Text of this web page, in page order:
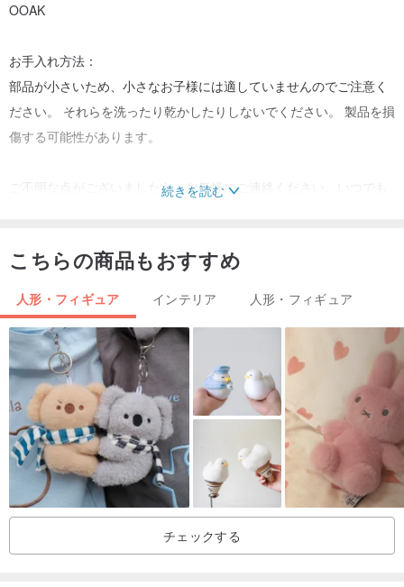
OOAK
お手入れ方法：
部品が小さいため、小さなお子様には適していませんのでご注意く
ださい。 それらを洗ったり乾かしたりしないでください。 製品を損
傷する可能性があります。
ご不明な点がございましたら、お気軽にご連絡ください。いつでも
ナタリ
続きを読む
こちらの商品もおすすめ
人形・フィギュア インテリア 人形・フィギュア
チェックする